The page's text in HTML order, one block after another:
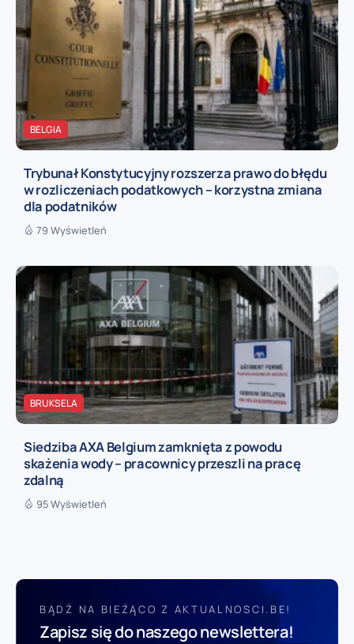
BELGIA
Trybunał Konstytucyjny rozszerza prawo do błędu
w rozliczeniach podatkowych – korzystna zmiana
dla podatników
79 Wyświetleń
BRUKSELA
Siedziba AXA Belgium zamknięta z powodu
skażenia wody – pracownicy przeszli na pracę
zdalną
95 Wyświetleń
BĄDŹ NA BIEŻĄCO Z AKTUALNOSCI.BE!
Zapisz się do naszego newslettera!